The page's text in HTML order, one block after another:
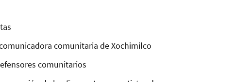
comunitaria de Xochimilco
comunitarios